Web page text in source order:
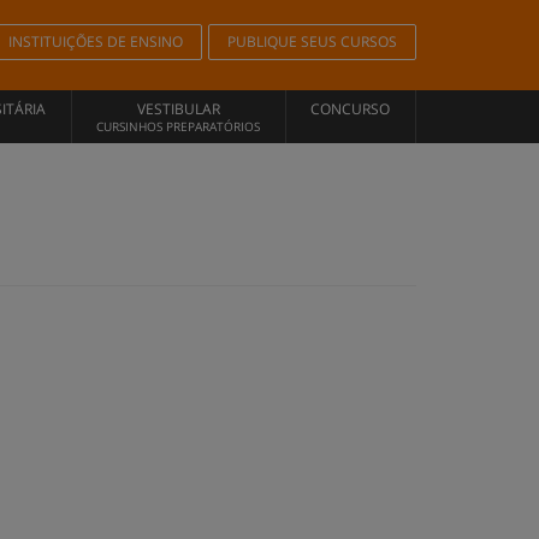
INSTITUIÇÕES DE ENSINO PUBLIQUE SEUS CURSOS
VESTIBULAR
CURSINHOS PREPARATÓRIOS
CONCURSO